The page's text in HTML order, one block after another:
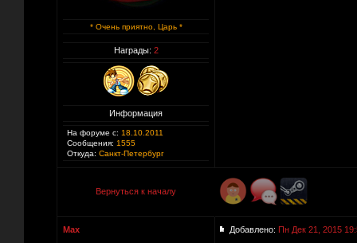
* Очень приятно, Царь *
Награды: 2
Информация
На форуме с: 18.10.2011
Сообщения: 1555
Откуда: Санкт-Петербург
Вернуться к началу
Max Добавлено: Пн Дек 21, 2015